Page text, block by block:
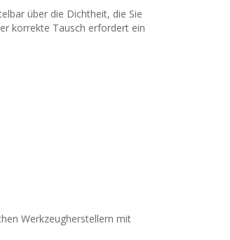
über die Dichtheit, die Sie
korrekte Tausch erfordert ein
Werkzeugherstellern mit